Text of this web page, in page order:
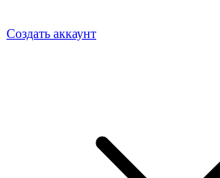
Создать аккаунт